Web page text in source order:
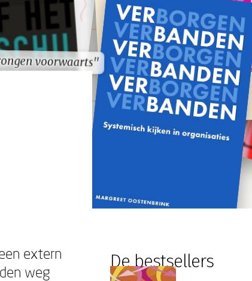
voorwaarts"
voorwaarts"
extern
weg
De bestsellers